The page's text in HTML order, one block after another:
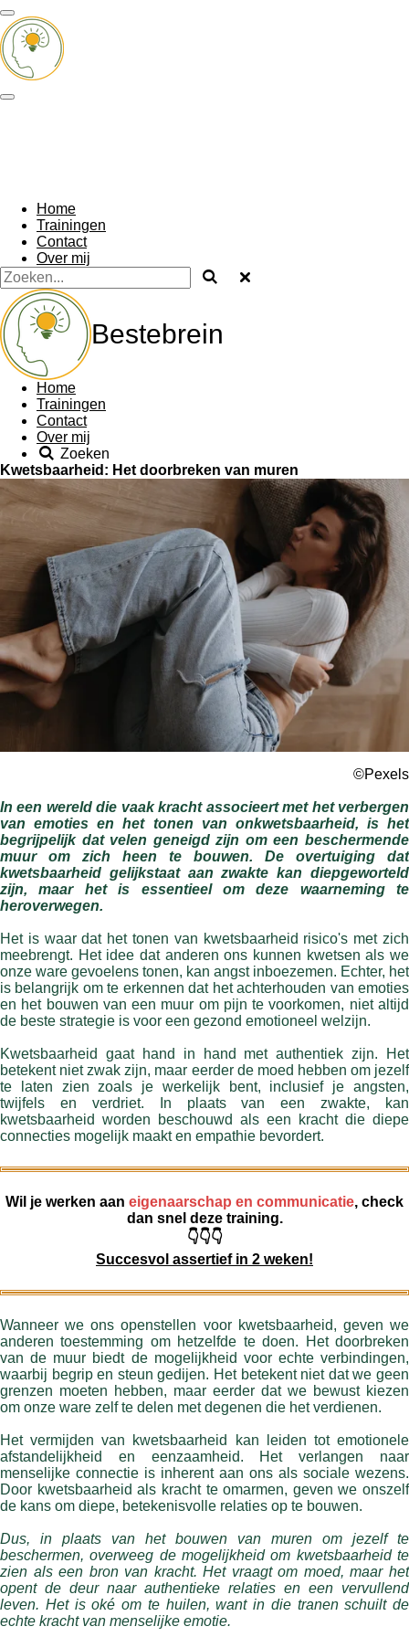
Ga
direct
naar
de
hoofdinhoud
Home
Trainingen
Contact
Over mij
Bestebrein
Home
Trainingen
Contact
Over mij
Zoeken
Kwetsbaarheid: Het doorbreken van muren
©Pexels
In een wereld die vaak kracht associeert met het verbergen
van emoties en het tonen van onkwetsbaarheid, is het
begrijpelijk dat velen geneigd zijn om een beschermende
muur om zich heen te bouwen. De overtuiging dat
kwetsbaarheid gelijkstaat aan zwakte kan diepgeworteld
zijn, maar het is essentieel om deze waarneming te
heroverwegen.
Het is waar dat het tonen van kwetsbaarheid risico's met zich
meebrengt. Het idee dat anderen ons kunnen kwetsen als we
onze ware gevoelens tonen, kan angst inboezemen. Echter, het
is belangrijk om te erkennen dat het achterhouden van emoties
en het bouwen van een muur om pijn te voorkomen, niet altijd
de beste strategie is voor een gezond emotioneel welzijn.
Kwetsbaarheid gaat hand in hand met authentiek zijn. Het
betekent niet zwak zijn, maar eerder de moed hebben om jezelf
te laten zien zoals je werkelijk bent, inclusief je angsten,
twijfels en verdriet. In plaats van een zwakte, kan
kwetsbaarheid worden beschouwd als een kracht die diepe
connecties mogelijk maakt en empathie bevordert.
Wil je werken aan eigenaarschap en communicatie, check
dan snel deze training.
👇👇👇
Succesvol assertiefin 2 weken!
Wanneer we ons openstellen voor kwetsbaarheid, geven we
anderen toestemming om hetzelfde te doen. Het doorbreken
van de muur biedt de mogelijkheid voor echte verbindingen,
waarbij begrip en steun gedijen. Het betekent niet dat we geen
grenzen moeten hebben, maar eerder dat we bewust kiezen
om onze ware zelf te delen met degenen die het verdienen.
Het vermijden van kwetsbaarheid kan leiden tot emotionele
afstandelijkheid en eenzaamheid. Het verlangen naar
menselijke connectie is inherent aan ons als sociale wezens.
Door kwetsbaarheid als kracht te omarmen, geven we onszelf
de kans om diepe, betekenisvolle relaties op te bouwen.
Dus, in plaats van het bouwen van muren om jezelf te
beschermen, overweeg de mogelijkheid om kwetsbaarheid te
zien als een bron van kracht. Het vraagt om moed, maar het
opent de deur naar authentieke relaties en een vervullend
leven. Het is oké om te huilen, want in die tranen schuilt de
echte kracht van menselijke emotie.